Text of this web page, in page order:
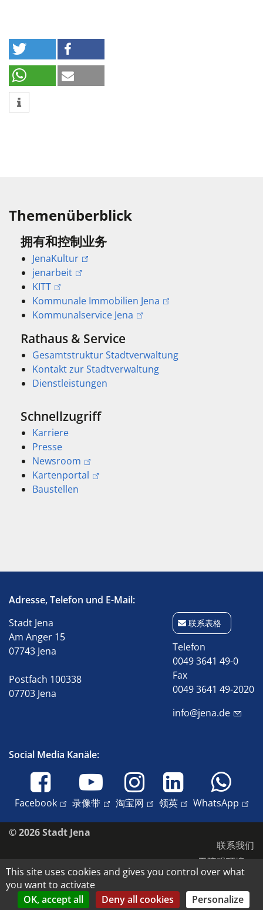
Themenüberblick
拥有和控制业务
JenaKultur
jenarbeit
KITT
Kommunale Immobilien Jena
Kommunalservice Jena
Rathaus & Service
Gesamtstruktur Stadtverwaltung
Kontakt zur Stadtverwaltung
Dienstleistungen
Schnellzugriff
Karriere
Presse
Newsroom
Kartenportal
Baustellen
Adresse, Telefon und E-Mail:
Stadt Jena
Am Anger 15
07743 Jena
Postfach 100338
07703 Jena
联系表格
Telefon
0049 3641 49-0
Fax
0049 3641 49-2020
info@jena.de
Social Media Kanäle:
Facebook 录像带 淘宝网 领英 WhatsApp
© 2026 Stadt Jena
联系我们
无障碍环境
数据保护
版本说明
This site uses cookies and gives you control over what
you want to activate
OK, accept all
Deny all cookies Personalize